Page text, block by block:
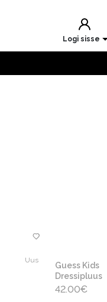
Logi sisse
Uus
Guess Kids
Dressipluus
42.00€